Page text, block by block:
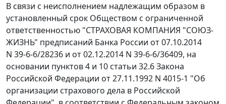
В связи с неисполнением надлежащим образом в
установленный срок Обществом с ограниченной
ответственностью "СТРАХОВАЯ КОМПАНИЯ "СОЮЗ-
ЖИЗНЬ" предписаний Банка России от 07.10.2014
N 39-6-6/28236 и от 02.12.2014 N 39-6-6/36409, на
основании пунктов 4 и 10 статьи 32.6 Закона
Российской Федерации от 27.11.1992 N 4015-1 "Об
организации страхового дела в Российской